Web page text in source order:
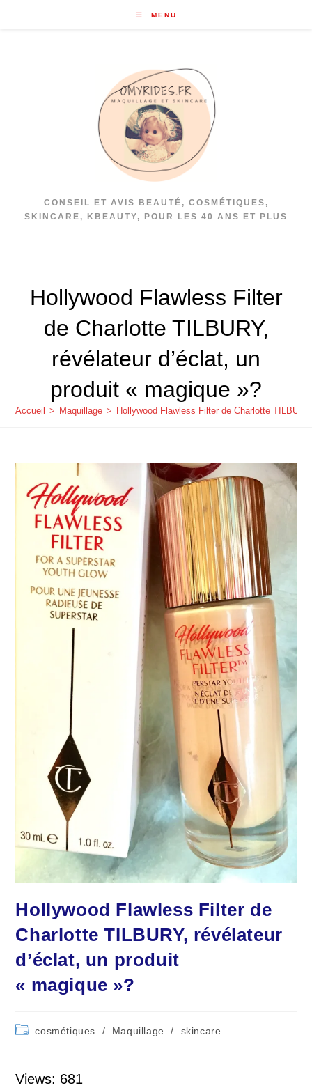
MENU
CONSEIL ET AVIS BEAUTÉ, COSMÉTIQUES,
SKINCARE, KBEAUTY, POUR LES 40 ANS ET PLUS
Hollywood Flawless Filter
de Charlotte TILBURY,
révélateur d’éclat, un
produit « magique »?
Accueil > Maquillage > Hollywood Flawless Filter de Charlotte
Hollywood Flawless Filter de
Charlotte TILBURY, révélateur
d’éclat, un produit
« magique »?
Postcosmétiques / Maquillage / skincare
Views: 681